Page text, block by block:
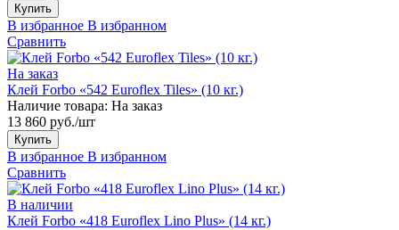
Купить
В избранное В избранном
Сравнить
На заказ
Клей Forbo «542 Euroflex Tiles» (10 кг.)
Наличие товара: На заказ
13 860 руб./шт
Купить
В избранное В избранном
Сравнить
В наличии
Клей Forbo «418 Euroflex Lino Plus» (14 кг.)